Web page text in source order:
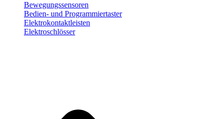
Bewegungssensoren
Bedien- und Programmiertaster
Elektrokontaktleisten
Elektroschlösser